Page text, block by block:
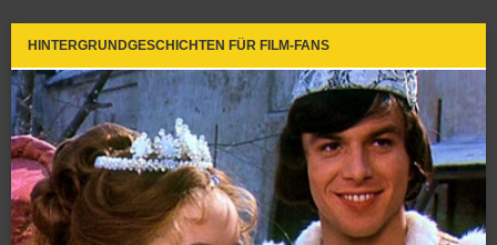
HINTERGRUNDGESCHICHTEN FÜR FILM-FANS